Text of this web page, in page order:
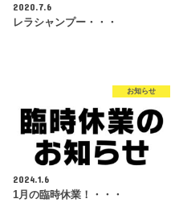
2020.7.6
レラシャンプー・・・
お知らせ
2024.1.6
1月の臨時休業！・・・